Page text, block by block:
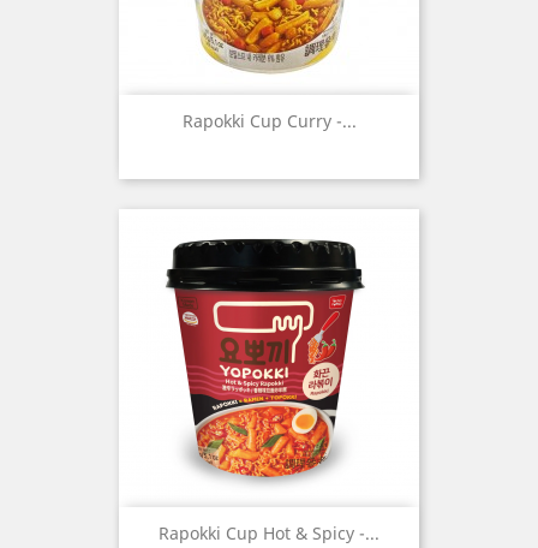
Rapokki Cup Curry -...
Rapokki Cup Hot & Spicy -...